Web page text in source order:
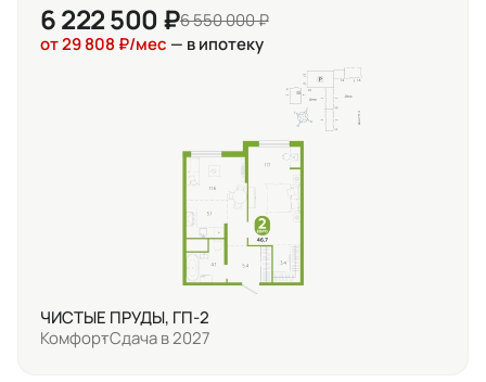
6 222 500 ₽6 550 000 ₽
от 29 808 ₽/мес — в ипотеку
ЧИСТЫЕ ПРУДЫ, ГП-2
КомфортСдача в 2027